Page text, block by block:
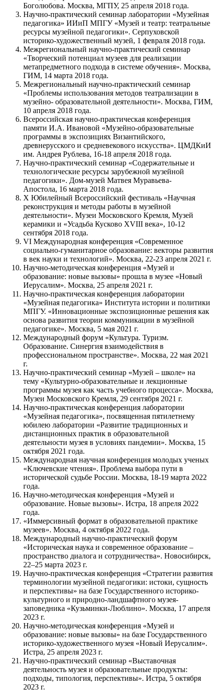
Боголюбова. Москва, МГПУ, 25 апреля 2018 года.
Научно-практический семинар лаборатории «Музейная
педагогика» ИИиП МПГУ «Музей и театр: театральные
ресурсы музейной педагогики». Серпуховской
историко-художественный музей, 1 февраля 2018 года.
Межрегиональный научно-практический семинар
«Творческий потенциал музеев для реализации
метапредметного подхода в системе обучения». Москва,
ГИМ, 14 марта 2018 года.
Межрегиональный научно-практический семинар
«Проблемы использования методов театрализации в
музейно- образовательной деятельности». Москва, ГИМ,
10 апреля 2018 года.
Всероссийская научно-практическая конференция
памяти И.А. Ивановой «Музейно-образовательные
программы в экспозициях Византийского,
древнерусского и средневекового искусства». ЦМДКиИ
им. Андрея Рублева, 16-18 апреля 2018 года.
Научно-практический семинар «Содержательные и
технологические ресурсы зарубежной музейной
педагогики». Дом-музей Матвея Муравьева-
Апостола, 16 марта 2018 года.
Х Юбилейный Всероссийский фестиваль «Научная
реконструкция и методы работы в музейной
деятельности». Музеи Московского Кремля, Музей
керамики и «Усадьба Кусково ХVIII века», 10-12
сентября 2018 года.
VI Международная конференция «Современное
социально-гуманитарное образование: векторы развития
в век науки и технологий». Москва, 22-23 апреля 2021 г.
Научно‑методическая конференция «Музей и
образование: новые вызовы» прошла в музее «Новый
Иерусалим». Москва, 25 апреля 2021 г.
Научно-практическая конференция лаборатории
«Музейная педагогика» Института истории и политики
МПГУ. «Инновационные экспозиционные решения как
основа развития теории коммуникации в музейной
педагогике». Москва, 5 мая 2021 г.
Международный форум «Культура. Туризм.
Образование. Синергия взаимодействия в
профессиональном пространстве». Москва, 22 мая 2021
г.
Научно-практический семинар «Музей – школе» на
тему «Культурно-образовательные и лекционные
программы музея как часть учебного процесса». Москва,
Музеи Московского Кремля, 29 сентября 2021 г.
Научно-практическая конференция лаборатории
«Музейная педагогика», посвященная пятилетнему
юбилею лаборатории «Развитие традиционных и
дистанционных практик в образовательной
деятельности музея в условиях пандемии». Москва, 15
октября 2021 года.
Международная научная конференция молодых ученых
«Ключевские чтения». Проблема выбора пути в
исторической судьбе России. Москва, 18-19 марта 2022
года.
Научно-методическая конференция «Музей и
образование. Новые вызовы». Истра, 18 апреля 2022
года.
«Иммерсивный формат в образовательной практике
музеев». Москва, 4 октября 2022 года.
Международный научно-практический форум
«Историческая наука и современное образование –
пространство диалога и сотрудничества». Новосибирск,
22–25 марта 2023 г.
Научно-практическая конференция «Стратегии развития
терминологии музейной педагогики: истоки, сущность
и перспективы» на базе Государственного историко-
культурного и природно-ландшафтного музея-
заповедника «Кузьминки-Люблино». Москва, 17 апреля
2023 г.
Научно-методическая конференция «Музей и
образование: новые вызовы» на базе Государственного
историко-художественного музея «Новый Иерусалим».
Истра, 25 апреля 2023 г.
Научно-практический семинар «Выставочная
деятельность музея и образовательные продукты:
подходы, типология, перспективы». Истра, 5 октября
2023 г.